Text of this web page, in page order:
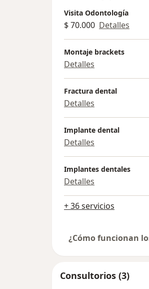
Visita Odontología
$ 70.000 Detalles
Montaje brackets
Detalles
Fractura dental
Detalles
Implante dental
Detalles
Implantes dentales
Detalles
+ 36 servicios
¿Cómo funcionan
Consultorios (3)